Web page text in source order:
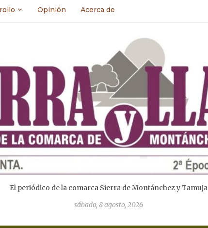
Opinión Acerca de
El periódico de la comarca Sierra de Montánchez y Tamuja
sábado, 8 agosto, 2026